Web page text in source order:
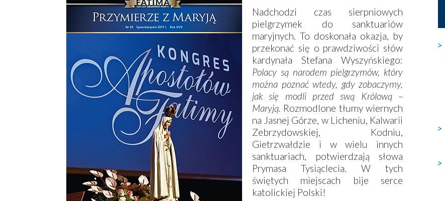
Nadchodzi czas sierpniowych
pielgrzymek do sanktuariów
maryjnych. To doskonała okazja, by
przekonać się o prawdziwości słów
kardynała Stefana Wyszyńskiego:
Polacy są narodem pielgrzymów, który
można poznać wtedy, gdy zobaczymy,
jak się modli przed swą Królową –
Maryją. Rozmodlone tłumy wiernych
na Jasnej Górze, w Licheniu, Kalwarii
Zebrzydowskiej, Kodniu,
Gietrzwałdzie i w wielu innych
sanktuariach, potwierdzają słowa
Prymasa Tysiąclecia. W tych
świętych miejscach bije serce
katolickiej Polski!